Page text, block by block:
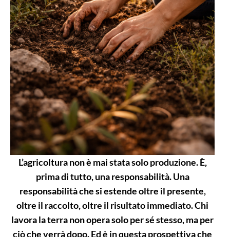
L’agricoltura non è mai stata solo produzione. È,
prima di tutto, una responsabilità. Una
responsabilità che si estende oltre il presente,
oltre il raccolto, oltre il risultato immediato. Chi
lavora la terra non opera solo per sé stesso, ma per
ciò che verrà dopo. Ed è in questa prospettiva che